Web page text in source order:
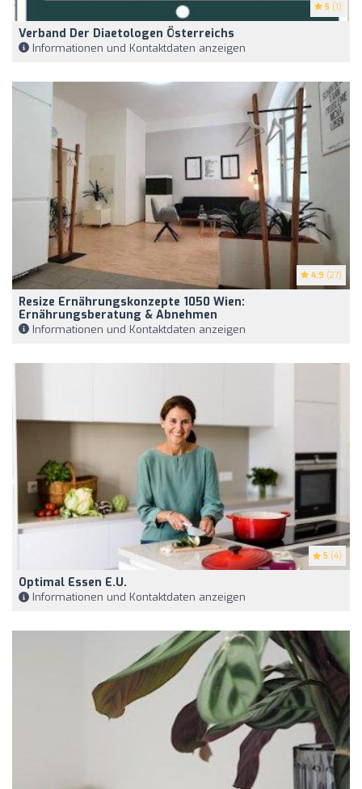
5 (1)
Verband Der Diaetologen Österreichs
Informationen und Kontaktdaten anzeigen
4.9 (27)
Resize Ernährungskonzepte 1050 Wien:
Ernährungsberatung & Abnehmen
Informationen und Kontaktdaten anzeigen
5 (4)
Optimal Essen E.U.
Informationen und Kontaktdaten anzeigen